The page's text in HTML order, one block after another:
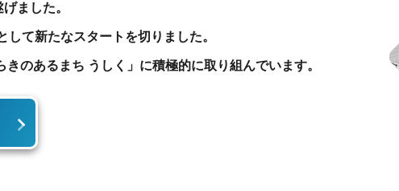
ました。
て新たなスタートを切りました。
のあるまち うしく」に積極的に取り組んでいます。